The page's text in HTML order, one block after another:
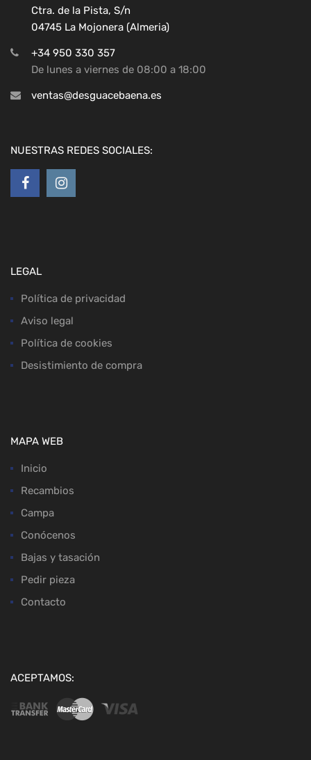
Ctra. de la Pista, S/n
04745 La Mojonera (Almeria)
+34 950 330 357
De lunes a viernes de 08:00 a 18:00
ventas@desguacebaena.es
NUESTRAS REDES SOCIALES:
LEGAL
Política de privacidad
Aviso legal
Política de cookies
Desistimiento de compra
MAPA WEB
Inicio
Recambios
Campa
Conócenos
Bajas y tasación
Pedir pieza
Contacto
ACEPTAMOS: